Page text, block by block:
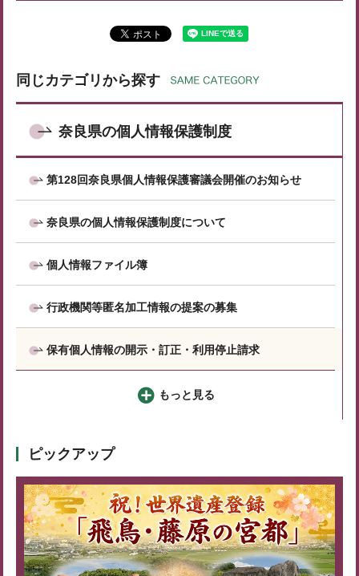
同じカテゴリから探す
奈良県の個人情報保護制度
第128回奈良県個人情報保護審議会開催のお知らせ
奈良県の個人情報保護制度について
個人情報ファイル簿
行政機関等匿名加工情報の提案の募集
保有個人情報の開示・訂正・利用停止請求
もっと見る
ピックアップ